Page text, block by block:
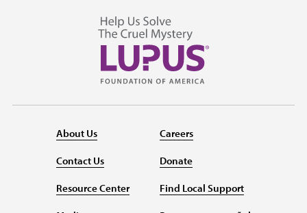
About Us
Contact Us
Resource Center
Careers
Donate
Find Local Support